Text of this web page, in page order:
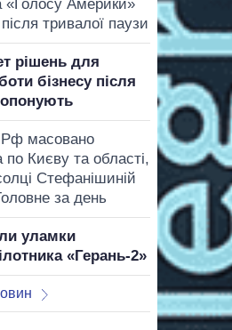
«Голосу Америки»
тривалої паузи
рішень для
бізнесу після
Рф масовано
по Києву та області,
Стефанішиній
за день
уламки
«Герань-2»